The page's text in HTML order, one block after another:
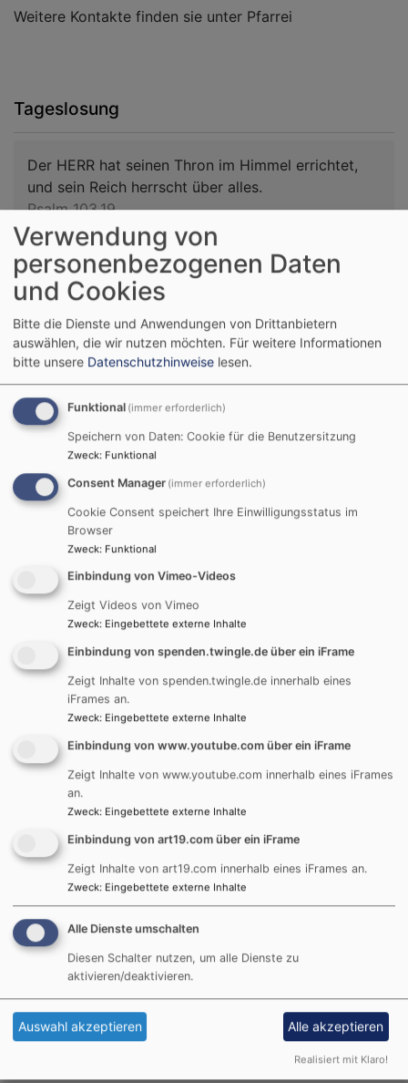
Weitere Kontakte finden sie unter Pfarrei
Tageslosung
Der HERR hat seinen Thron im Himmel errichtet,
und sein Reich herrscht über alles.
Psalm 103,19
Wenn der Menschensohn kommen wird in seiner
Herrlichkeit und alle Engel mit ihm, dann wird er
sich setzen auf den Thron seiner Herrlichkeit, und
Matthäus 25,31-32
© Evangelische Brüder-Unität – Herrnhuter Brüdergemeine
Weitere Informationen finden Siehier.
Podcast „kurz &gut“
Externe Inhalte von art19.com anzeigen?
Ja (einmalig)
Datenschutzeinstellungen verwalten
Die nächsten Gottesdienste
So, 16.8. 9:30-10:30 Uhr
Festgottesdienst zur Kirchweih im Grünen mit
Posaunenchor
Hersbruck Altensittenbach Thomaskirche
Verwendung von
personenbezogenen Daten
und Cookies
Bitte die Dienste und Anwendungen von Drittanbietern
auswählen, die wir nutzen möchten. Für weitere Informationen
bitte unsere Datenschutzhinweise lesen.
Funktional (immer erforderlich)
Speichern von Daten: Cookie für die Benutzersitzung
Zweck: Funktional
Consent Manager (immer erforderlich)
Cookie Consent speichert Ihre Einwilligungsstatus im
Browser
Zweck: Funktional
Einbindung von Vimeo-Videos
Zeigt Videos von Vimeo
Zweck: Eingebettete externe Inhalte
Einbindung von spenden.twingle.de über ein iFrame
Zeigt Inhalte von spenden.twingle.de innerhalb eines
iFrames an.
Zweck: Eingebettete externe Inhalte
Einbindung von www.youtube.com über ein iFrame
Zeigt Inhalte von www.youtube.com innerhalb eines iFrames
an.
Zweck: Eingebettete externe Inhalte
Einbindung von art19.com über ein iFrame
Zeigt Inhalte von art19.com innerhalb eines iFrames an.
Zweck: Eingebettete externe Inhalte
Alle Dienste umschalten
Diesen Schalter nutzen, um alle Dienste zu
aktivieren/deaktivieren.
Auswahl akzeptieren Alle akzeptieren
Realisiert mit Klaro!